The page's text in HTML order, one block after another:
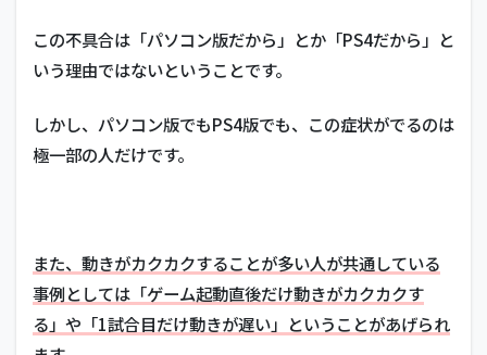
この不具合は「パソコン版だから」とか「PS4だから」と
いう理由ではないということです。
しかし、パソコン版でもPS4版でも、この症状がでるのは
極一部の人だけです。
また、動きがカクカクすることが多い人が共通している
事例としては「ゲーム起動直後だけ動きがカクカクす
る」や「1試合目だけ動きが遅い」ということがあげられ